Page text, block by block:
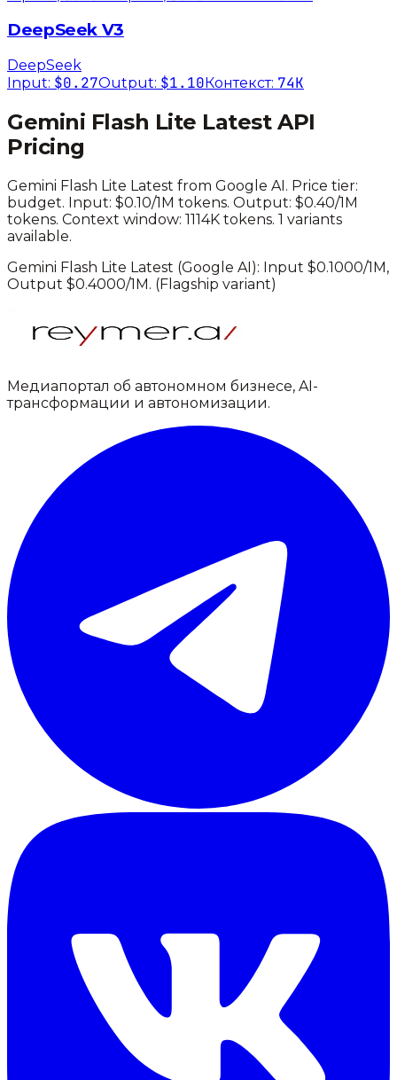
DeepSeek V3
DeepSeek
Input: $0.27Output: $1.10 Контекст: 74K
Gemini Flash Lite LatestAPI
Pricing
Gemini Flash Lite Latest from Google AI. Price tier:
budget. Input: $0.10/1M tokens. Output: $0.40/1M
tokens. Context window: 1114K tokens. 1 variants
available.
Gemini Flash Lite Latest (Google AI): Input $0.1000/1M,
Output $0.4000/1M. (Flagship variant)
Медиапортал об автономном бизнесе, AI-
трансформации и автономизации.